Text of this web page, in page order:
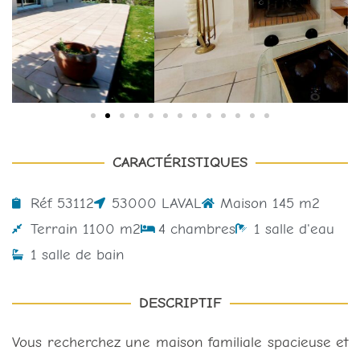
CARACTÉRISTIQUES
Réf. 53112 53000 LAVAL
Maison 145 m2
Terrain 1100 m2
4 chambres
1 salle d'eau
1 salle de bain
DESCRIPTIF
Vous recherchez une maison familiale spacieuse et